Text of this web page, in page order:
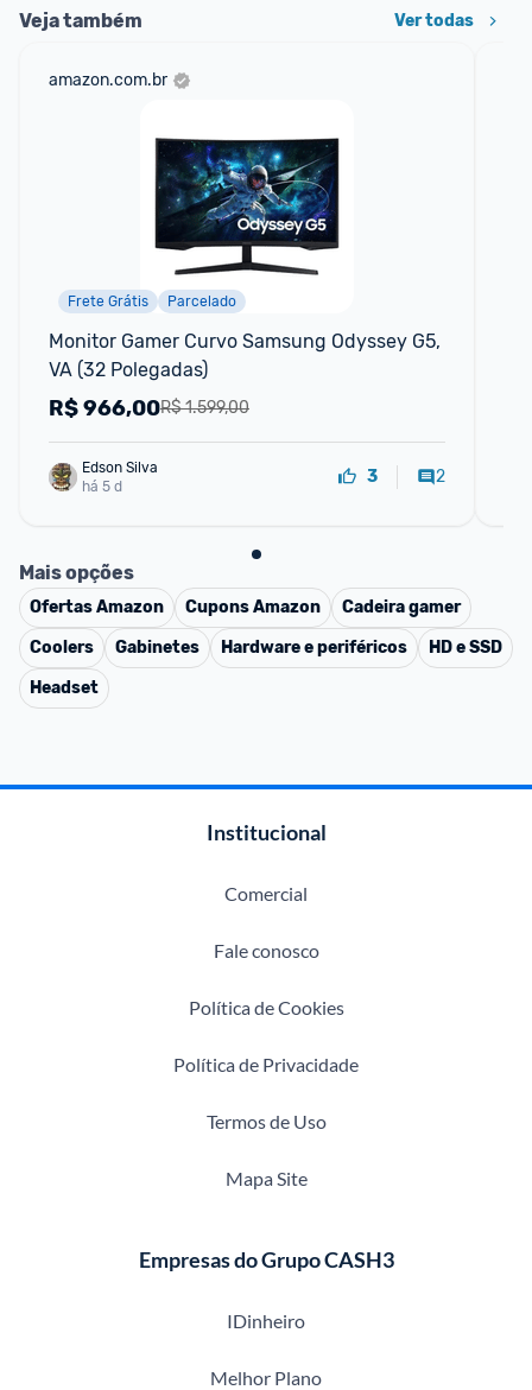
Veja também Ver todas
amazon.com.br
Frete Grátis Parcelado
Monitor Gamer Curvo Samsung Odyssey G5,
VA (32 Polegadas)
R$ 1.599,00
R$966,00
Edson Silva
há 5 d
3 2
Mais opções
OfertasAmazon CuponsAmazon
Cadeira gamer
Coolers
Gabinetes Hardware e periféricos
HD e SSD
Headset
Institucional
Comercial
Fale conosco
Política de Cookies
Política de Privacidade
Termos de Uso
Mapa Site
Empresas do Grupo CASH3
IDinheiro
Melhor Plano